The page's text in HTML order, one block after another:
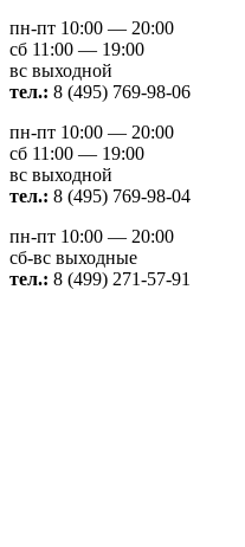
пн-пт 10:00 — 20:00
сб 11:00 — 19:00
вс выходной
тел.: 8 (495) 769-98-06
пн-пт 10:00 — 20:00
сб 11:00 — 19:00
вс выходной
тел.: 8 (495) 769-98-04
пн-пт 10:00 — 20:00
сб-вс выходные
тел.: 8 (499) 271-57-91